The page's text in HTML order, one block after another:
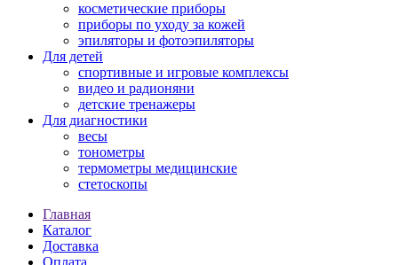
косметические приборы
приборы по уходу за кожей
эпиляторы и фотоэпиляторы
Для детей
спортивные и игровые комплексы
видео и радионяни
детские тренажеры
Для диагностики
весы
тонометры
термометры медицинские
стетоскопы
Главная
Каталог
Доставка
Оплата